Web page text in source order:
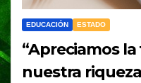
EDUCACIÓN ESTADO
“Apreciamos
nuestra